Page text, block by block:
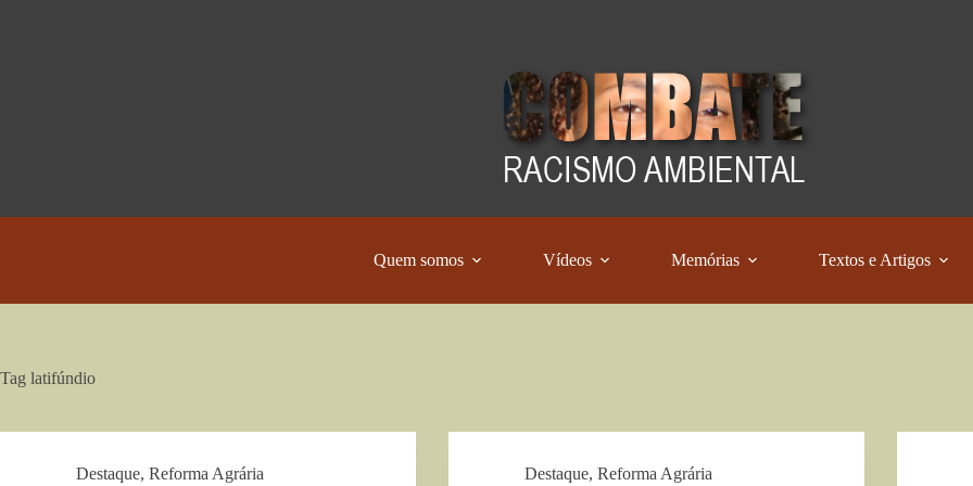
Quem somos Vídeos Memórias Textos e Artigos
Tag latifúndio
Destaque, Reforma Agrária Destaque,Reforma Agrária